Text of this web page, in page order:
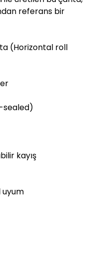
referans bir
(Horizontal roll
sealed)
kayış